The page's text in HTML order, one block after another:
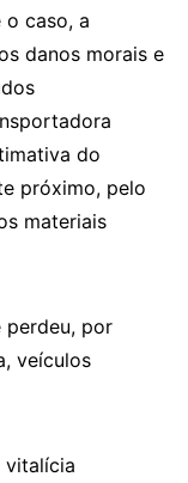
o caso, a
danos morais e
do
próximo, pelo
materiais
perdeu, por
veículos
vitalícia